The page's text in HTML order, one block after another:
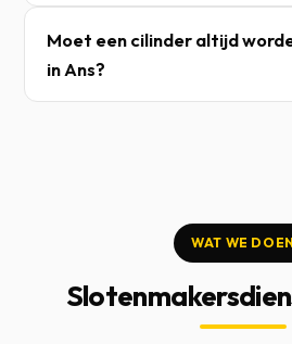
Moet een cilinder altijd
in Ans?
WAT WE DOEN